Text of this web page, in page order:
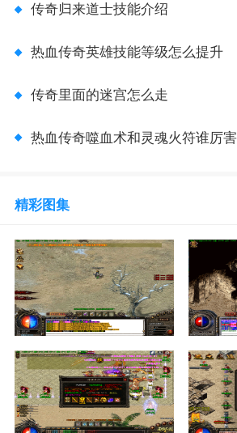
传奇归来道士技能介绍
热血传奇英雄技能等级怎么提升
传奇里面的迷宫怎么走
热血传奇噬血术和灵魂火符谁厉害
精彩图集